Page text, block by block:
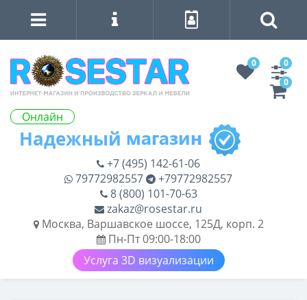
Онлайн
0
0
0
+7 (495) 142-61-06
79772982557
+79772982557
8 (800) 101-70-63
zakaz@rosestar.ru
Москва, Варшавское шоссе, 125Д, корп. 2
Пн-Пт 09:00-18:00
Услуга 3D визуализации